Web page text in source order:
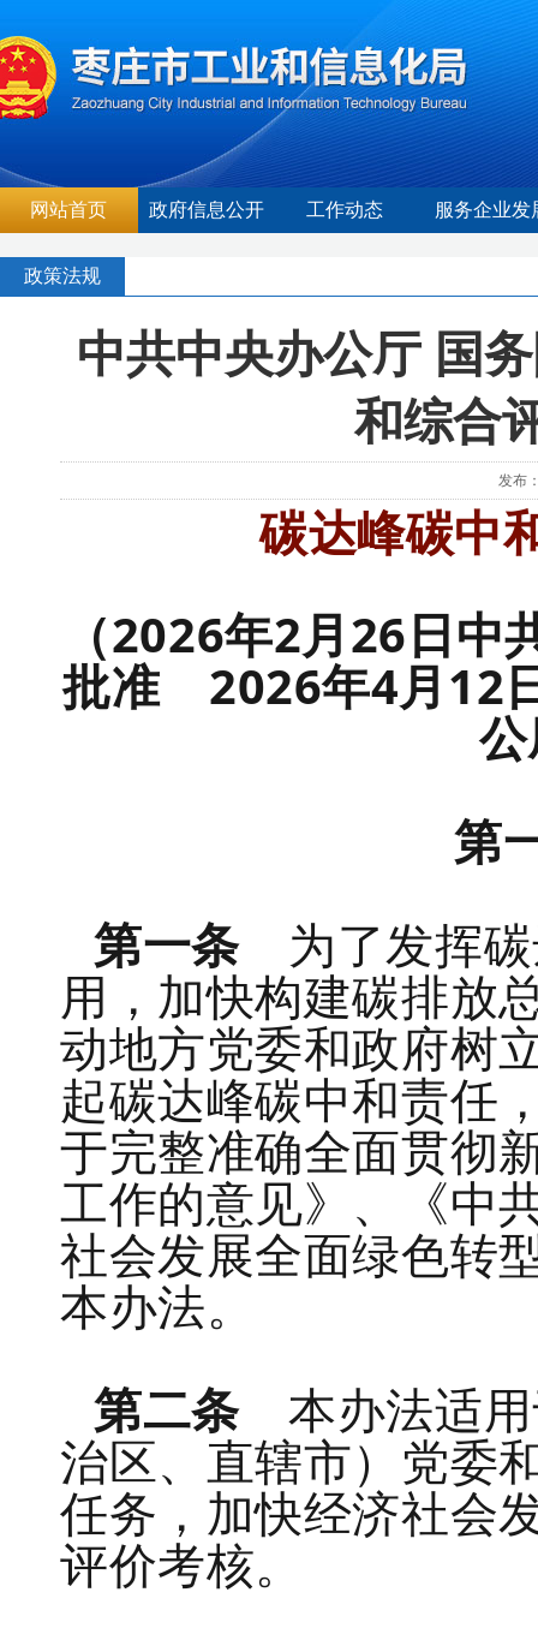
网站首页 政府信息公开 工作动态 服务企业发
政策法规
中共中央办公厅 国
和综合
发布
碳达峰碳中
（2026年2月26日
批准 2026年4月12
第
第一条为了发挥碳
用，加快构建碳排放
动地方党委和政府树
起碳达峰碳中和责任
于完整准确全面贯彻
工作的意见》、《中
社会发展全面绿色转
本办法。
第二条本办法适用
治区、直辖市）党委
任务，加快经济社会
评价考核。